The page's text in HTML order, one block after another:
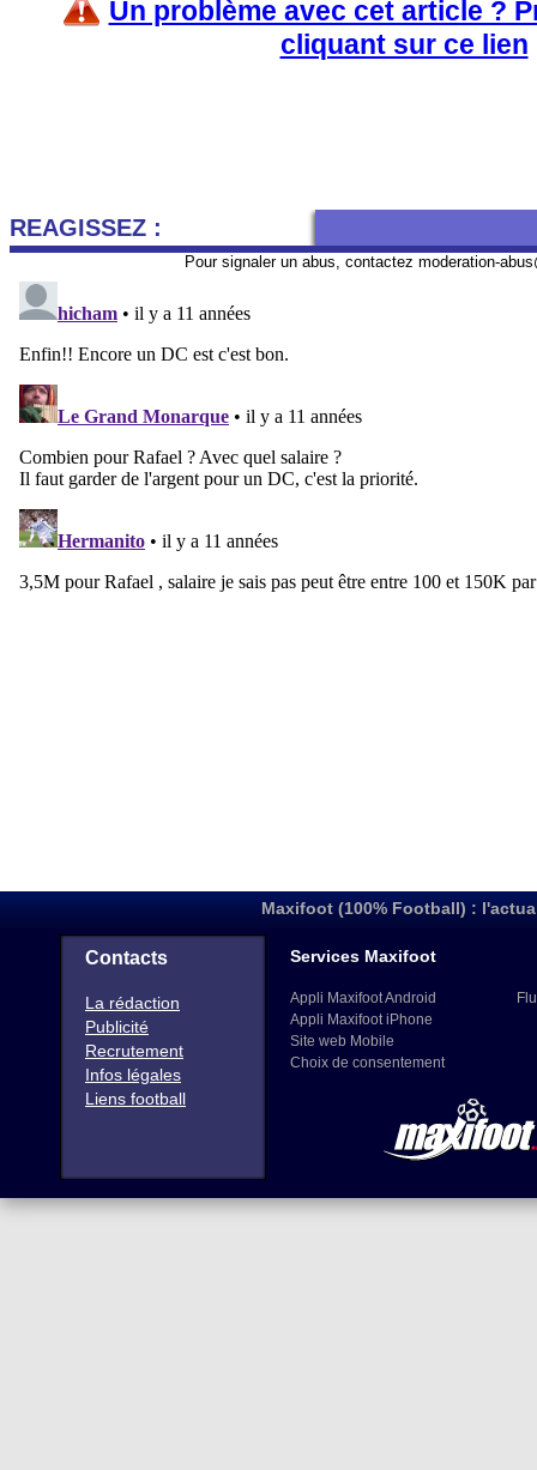
Un problème avec cet article ?
cliquant sur ce lien
REAGISSEZ :
Pour signaler un abus, contactez moderation-
Maxifoot (100% Football) :
Contacts
La rédaction
Publicité
Recrutement
Infos légales
Liens football
Services Maxifoot
Appli Maxifoot Android
Appli Maxifoot iPhone
Site web Mobile
Choix de consentement